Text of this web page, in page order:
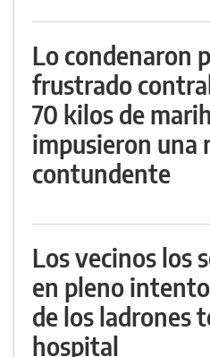
Lo condenaron
frustrado
70 kilos de
impusieron una
contundente
Los vecinos los
en pleno
de los ladrones
hospital